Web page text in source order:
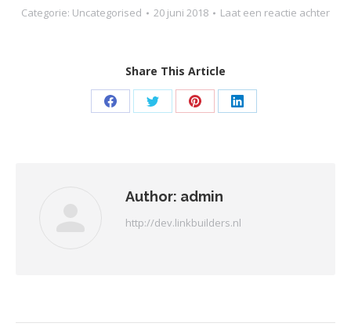
Categorie: Uncategorised 20 juni 2018 Laat een reactie achter
Share This Article
Deel
Deel
Deel
Deel
Author: admin
http://dev.linkbuilders.nl